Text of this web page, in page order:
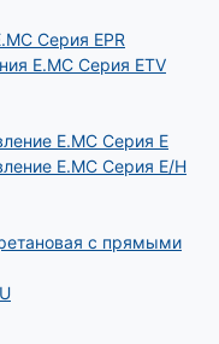
Серия EPR
E.MC Серия ETV
E.MC Серия E
E.MC Серия E/H
с прямыми